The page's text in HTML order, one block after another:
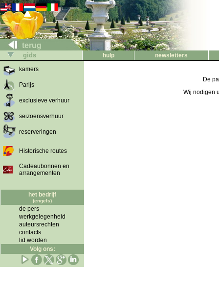
terug
gids hulp
newsletters
kamers
Parijs
exclusieve verhuur
seizoensverhuur
reserveringen
Historische routes
Cadeaubonnen en
arrangementen
het bedrijf
(engels)
de pers
werkgelegenheid
auteursrechten
contacts
lid worden
Volg ons:
De
Wij nodigen